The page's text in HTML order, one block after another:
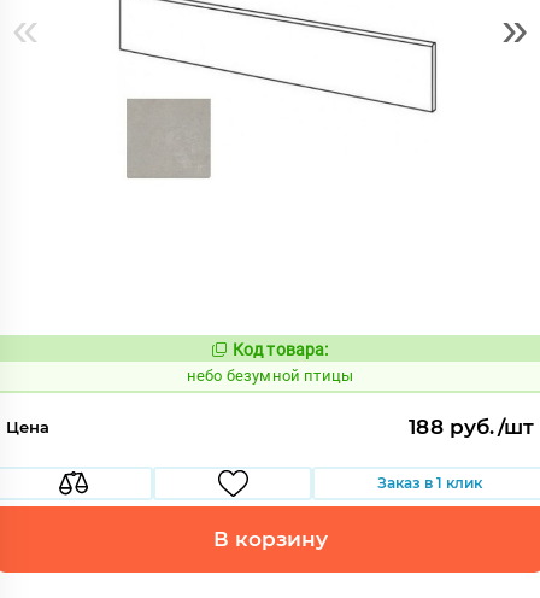
« »
Код:
1124198
Код товара:
небо безумной птицы
Цена 188 руб./шт
Заказ в 1 клик
В корзину